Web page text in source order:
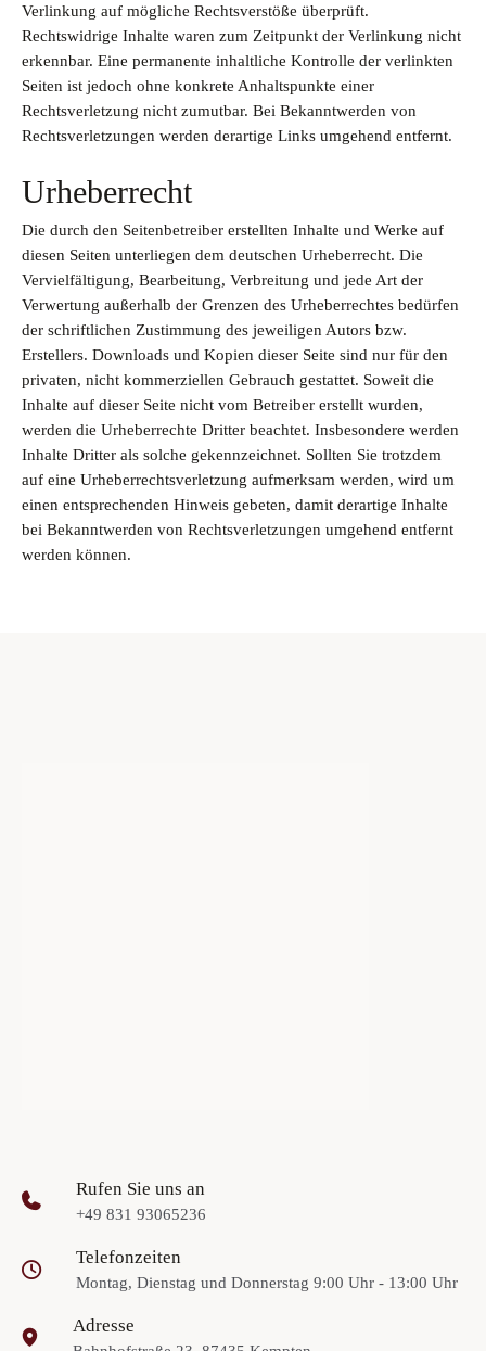
Verlinkung auf mögliche Rechtsverstöße überprüft.
Rechtswidrige Inhalte waren zum Zeitpunkt der Verlinkung nicht
erkennbar. Eine permanente inhaltliche Kontrolle der verlinkten
Seiten ist jedoch ohne konkrete Anhaltspunkte einer
Rechtsverletzung nicht zumutbar. Bei Bekanntwerden von
Rechtsverletzungen werden derartige Links umgehend entfernt.
Urheberrecht
Die durch den Seitenbetreiber erstellten Inhalte und Werke auf
diesen Seiten unterliegen dem deutschen Urheberrecht. Die
Vervielfältigung, Bearbeitung, Verbreitung und jede Art der
Verwertung außerhalb der Grenzen des Urheberrechtes bedürfen
der schriftlichen Zustimmung des jeweiligen Autors bzw.
Erstellers. Downloads und Kopien dieser Seite sind nur für den
privaten, nicht kommerziellen Gebrauch gestattet. Soweit die
Inhalte auf dieser Seite nicht vom Betreiber erstellt wurden,
werden die Urheberrechte Dritter beachtet. Insbesondere werden
Inhalte Dritter als solche gekennzeichnet. Sollten Sie trotzdem
auf eine Urheberrechtsverletzung aufmerksam werden, wird um
einen entsprechenden Hinweis gebeten, damit derartige Inhalte
bei Bekanntwerden von Rechtsverletzungen umgehend entfernt
werden können.
Rufen Sie uns an
+49 831 93065236
Telefonzeiten
Montag, Dienstag und Donnerstag 9:00 Uhr - 13:00 Uhr
Adresse